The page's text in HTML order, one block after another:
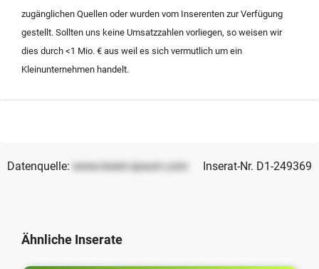
dieses vielseitige Unternehmen kaufen, um von der
bestehenden Fertigungstiefe und dem gepflegten
Immobilienbestand in Grenznähe zu profitieren.
zugänglichen Quellen oder wurden vom Inserenten zur Verfügung
gestellt. Sollten uns keine Umsatzzahlen vorliegen, so weisen wir
dies durch <1 Mio. € aus weil es sich vermutlich um ein
Kleinunternehmen handelt.
Datenquelle: www.lorem-ipsum.com Inserat-Nr. D1-249369
Ähnliche Inserate